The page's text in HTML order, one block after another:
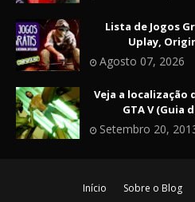
Lista de Jogos
Uplay,
Agosto 07, 2026
Veja a localização
GTA V (Guia
Setembro 20,
Início Sobre o Blog